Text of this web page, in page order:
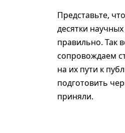
Представьте,
десятки
правильно. Так
сопровождаем
на их пути к
подготовить
приняли.